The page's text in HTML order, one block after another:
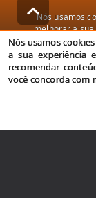
Nós usamos
melhorar a
publicidade e
nossos serviços,
Nós usamos
a sua experiência
recomendar
você concorda com